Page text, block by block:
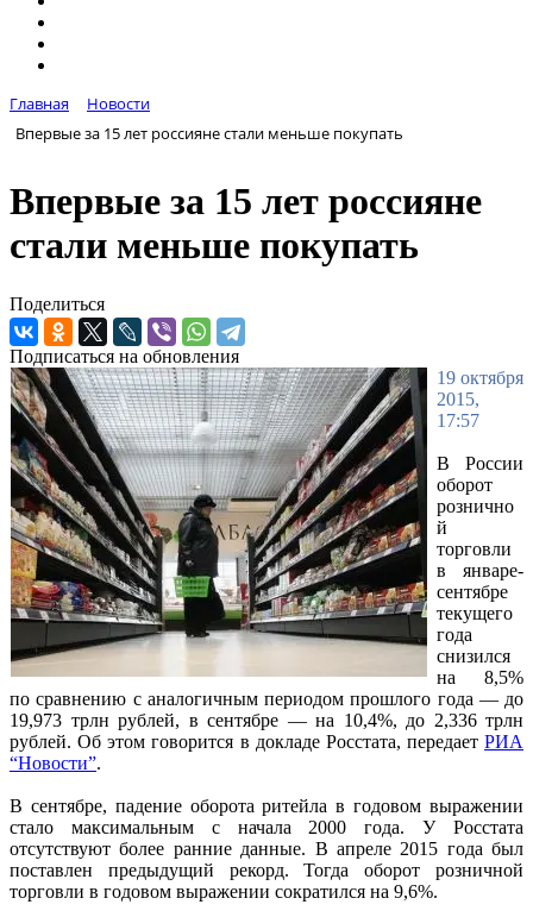
Главная
Новости
Впервые за 15 лет россияне стали меньше покупать
Впервые за 15 лет россияне
стали меньше покупать
Поделиться
Подписаться на обновления
19 октября
2015,
17:57
В России
оборот
рознично
й
торговли
в январе-
сентябре
текущего
года
снизился
на 8,5%
по сравнению с аналогичным периодом прошлого года — до
19,973 трлн рублей, в сентябре — на 10,4%, до 2,336 трлн
рублей. Об этом говорится в докладе Росстата, передает РИА
“Новости”.
В сентябре, падение оборота ритейла в годовом выражении
стало максимальным с начала 2000 года. У Росстата
отсутствуют более ранние данные. В апреле 2015 года был
поставлен предыдущий рекорд. Тогда оборот розничной
торговли в годовом выражении сократился на 9,6%.